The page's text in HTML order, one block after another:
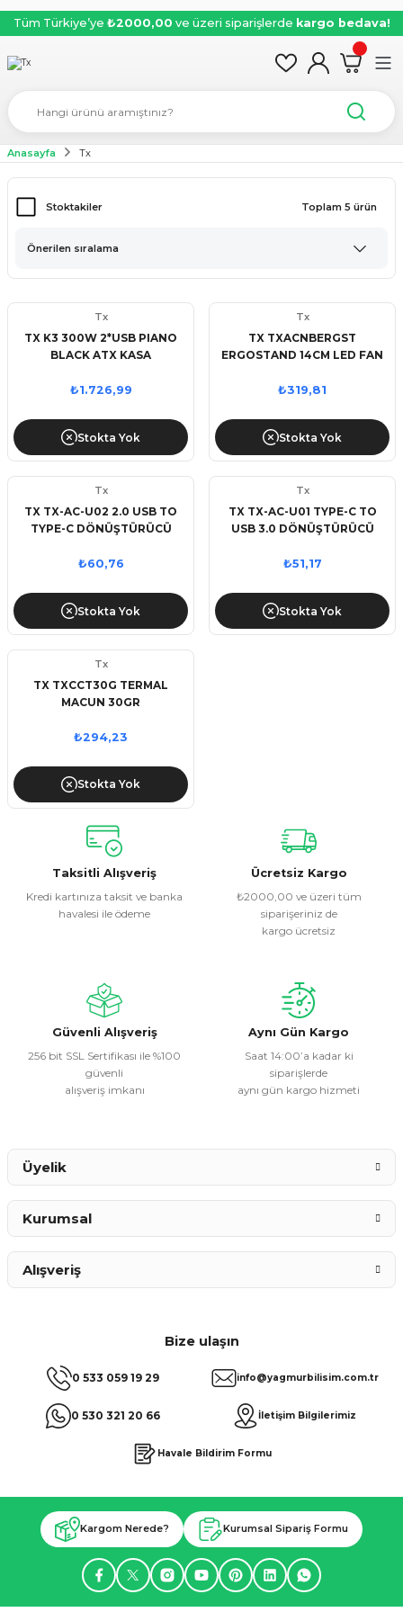
Tüm Türkiye’ye ₺2000,00 ve üzeri siparişlerde kargo bedava!
Anasayfa Tx
Stoktakiler Toplam 5 ürün
Tx
TX K3 300W 2*USB PIANO
BLACK ATX KASA
₺1.726,99
Stokta Yok
Tx
TX TXACNBERGST
ERGOSTAND 14CM LED FAN
USB 9''-17'' NOTEBOOK
₺319,81
Stokta Yok
Tx
TX TX-AC-U02 2.0 USB TO
TYPE-C DÖNÜŞTÜRÜCÜ
₺60,76
Stokta Yok
Tx
TX TX-AC-U01 TYPE-C TO
USB 3.0 DÖNÜŞTÜRÜCÜ
₺51,17
Stokta Yok
Tx
TX TXCCT30G TERMAL
MACUN 30GR
₺294,23
Stokta Yok
Taksitli Alışveriş
Kredi kartınıza taksit ve banka
havalesi ile ödeme
Ücretsiz Kargo
₺2000,00 ve üzeri tüm
siparişeriniz de
kargo ücretsiz
Güvenli Alışveriş
256 bit SSL Sertifikası ile %100
güvenli
alışveriş imkanı
Aynı Gün Kargo
Saat 14:00’a kadar ki
siparişlerde
aynı gün kargo hizmeti
Bize ulaşın
0 533 059 19 29
0 530 321 20 66
info@yagmurbilisim.com.tr
İletişim Bilgilerimiz
Havale Bildirim Formu
Üyelik
Kurumsal
Alışveriş
Kargom Nerede? Kurumsal Sipariş Formu